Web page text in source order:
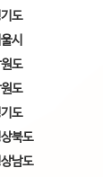
도
시
도
도
도
북도
남도